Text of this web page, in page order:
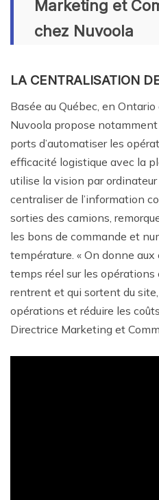
Marketing et
chez Nuvoola
LA CENTRALISATION
Basée au Québec, en
Nuvoola propose
ports d’automatiser les
efficacité logistique avec la
utilise la vision par
centraliser de l’information
sorties des camions,
les bons de commande et
température. « On donne
temps réel sur les
rentrent et qui sortent du
opérations et réduire les
Directrice Marketing et